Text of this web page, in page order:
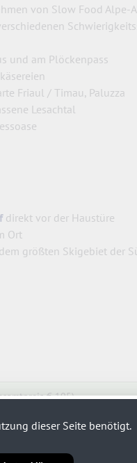
von Slow Food Alpe-
und am Plöckenpass
Friaul / Timau, Paluzza
Lesachtal
direkt vor der Haustüre
Ort
größten Skigebiet der
€ 105)
€ 100)
€ 95)
dieser Seite benötigt.